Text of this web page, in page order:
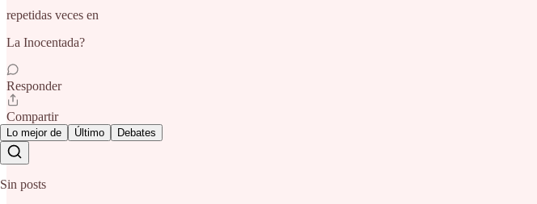
repetidas veces en
La Inocentada?
Responder
Compartir
Lo mejor de Último Debates
Sin posts